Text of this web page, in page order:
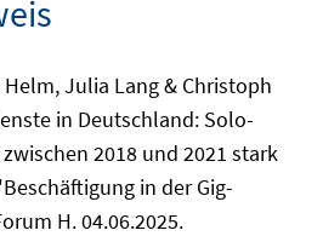
Julia Lang & Christoph
in Deutschland: Solo-
2018 und 2021 stark
in der Gig-
H. 04.06.2025.